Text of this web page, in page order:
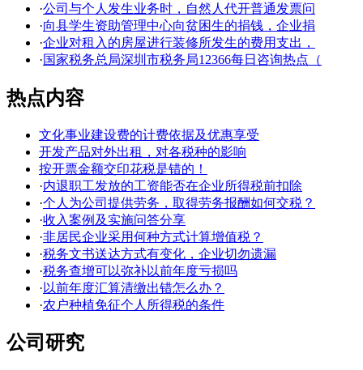
·公司与个人发生业务时，自然人代开普通发票问
·向县学生资助管理中心向贫困生的捐钱，企业捐
·企业对租入的房屋进行装修所发生的费用支出，
·国家税务总局深圳市税务局12366每日咨询热点（
热点内容
文化事业建设费的计费依据及优惠享受
开发产品对外出租，对各税种的影响
按开票金额交印花税是错的！
·内退职工发放的工资能否在企业所得税前扣除
·个人为公司提供劳务，取得劳务报酬如何交税？
·收入案例及实施问答分享
·非居民企业采用何种方式计算增值税？
·税务文书送达方式有变化，企业切勿遗漏
·税务查增可以弥补以前年度亏损吗
· 以前年度汇算清缴出错怎么办？
·农户种植免征个人所得税的条件
公司研究